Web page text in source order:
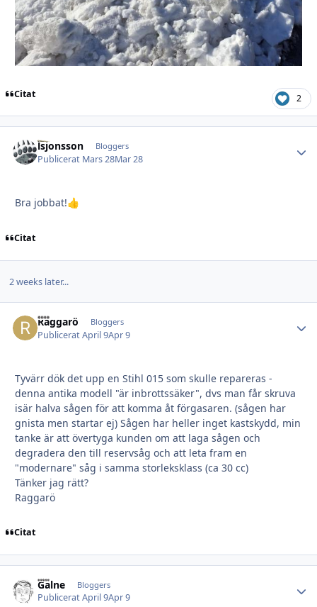
Citat 2
lsjonsson Bloggers
Publicerat Mars 28Mar 28
Bra jobbat!👍
Citat
2 weeks later...
Raggarö Bloggers
PubliceratApril 9Apr 9
Tyvärr dök det upp en Stihl 015 som skulle repareras -
denna antika modell "är inbrottssäker", dvs man får skruva
isär halva sågen för att komma åt förgasaren. (sågen har
gnista men startar ej) Sågen har heller inget kastskydd, min
tanke är att övertyga kunden om att laga sågen och
degradera den till reservsåg och att leta fram en
"modernare" såg i samma storleksklass (ca 30 cc)
Tänker jag rätt?
Raggarö
Citat
Galne Bloggers
PubliceratApril 9Apr 9